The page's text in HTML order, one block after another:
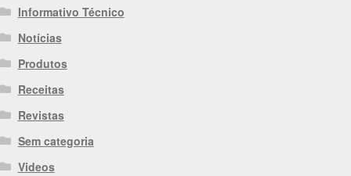
Informativo Técnico
Notícias
Produtos
Receitas
Revistas
Sem categoria
Videos